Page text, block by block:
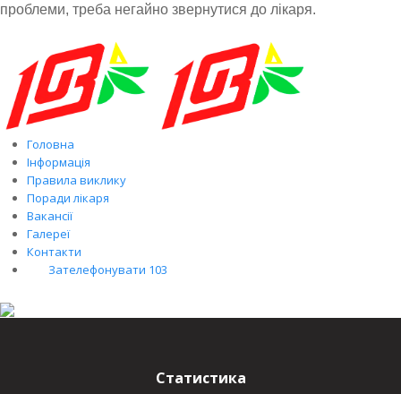
проблеми, треба негайно звернутися до лікаря.
Головна
Інформація
Правила виклику
Поради лікаря
Вакансії
Галереї
Контакти
Зателефонувати 103
Статистика